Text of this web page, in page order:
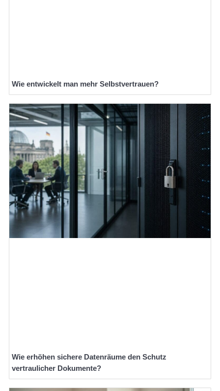
Wie entwickelt man mehr Selbstvertrauen?
Wie erhöhen sichere Datenräume den Schutz
vertraulicher Dokumente?